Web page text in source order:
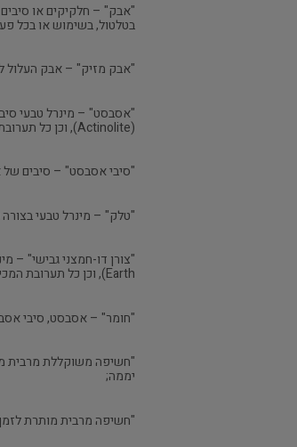
"אבק" – חלקיקים או
בטלטול, בשימוש או בכל
"אבק מזיק" – אבק העלול
(Actinolite), וכן כל תערובת המכילה אחד או יותר מהם, לרבות אסבסט-צמנט;
"סיבי אסבסט" – סיבים של אסבסט שארכם עולה על 5 מיקרון
"טלק" – מינרל טבעי
Earth), וכן כל תערובת המכילה אחד או יותר מהם, ולרבות פחם, אפר פחם ובזלת;
"חומר" – אסבסט, סיבי
יממה;
"חשיפה מרבית מותרת